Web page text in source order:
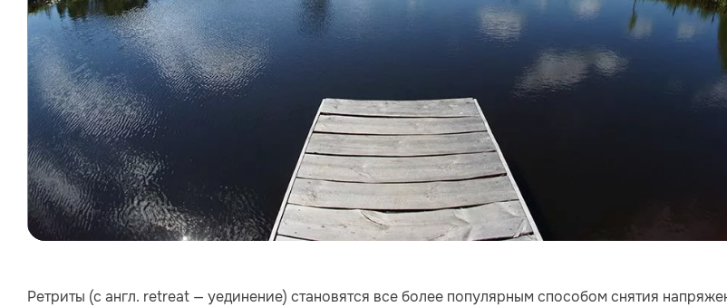
Ретриты (с англ. retreat — уединение) становятся все более популярным способом снятия